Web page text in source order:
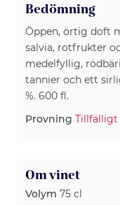
Bedömning
Öppen, örtig doft
salvia, rotfrukter
medelfyllig,
tannier och ett
%. 600 fl.
Provning Tillfälligt
Om vinet
Volym 75 cl